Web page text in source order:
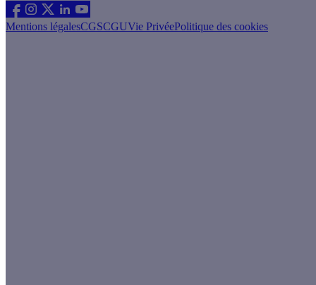
Mentions légalesCGSCGUVie PrivéePolitique des cookies